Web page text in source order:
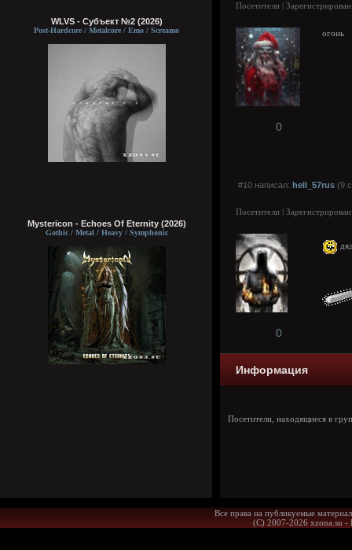
WLVS - Субъект №2 (2026)
Post-Hardcore / Metalcore / Emo / Screamo
Mystericon - Echoes Of Eternity (2026)
Gothic / Metal / Heavy / Symphonic
Посетители |
огонь
0
#10 написал: hell_57rus (9
Посетители |
0
Информация
Посетители, находящиеся в
Все права на публикуемые
(С) 2007-2026 xzona.su -